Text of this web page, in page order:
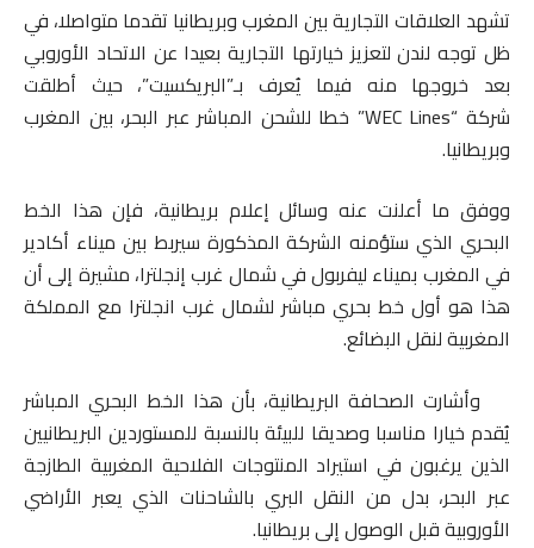
تشهد العلاقات التجارية بين المغرب وبريطانيا تقدما متواصلا، في
ظل توجه لندن لتعزيز خيارتها التجارية بعيدا عن الاتحاد الأوروبي
بعد خروجها منه فيما يُعرف بـ”البريكسيت”، حيث أطلقت
شركة “WEC Lines” خطا للشحن المباشر عبر البحر، بين المغرب
وبريطانيا.
ووفق ما أعلنت عنه وسائل إعلام بريطانية، فإن هذا الخط
البحري الذي ستؤمنه الشركة المذكورة سيربط بين ميناء أكادير
في المغرب بميناء ليفربول في شمال غرب إنجلترا، مشيرة إلى أن
هذا هو أول خط بحري مباشر لشمال غرب انجلترا مع المملكة
المغربية لنقل البضائع.
وأشارت الصحافة البريطانية، بأن هذا الخط البحري المباشر
يُقدم خيارا مناسبا وصديقا للبيئة بالنسبة للمستوردين البريطانيين
الذين يرغبون في استيراد المنتوجات الفلاحية المغربية الطازجة
عبر البحر، بدل من النقل البري بالشاحنات الذي يعبر الأراضي
الأوروبية قبل الوصول إلى بريطانيا.